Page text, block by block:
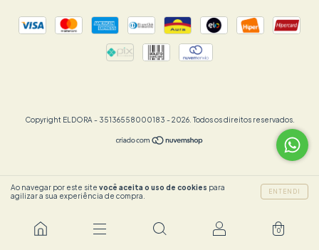
Ao navegar por este site você aceita o uso de cookies para
agilizar a sua experiência de compra.
ENTENDI
0
Copyright ELDORA - 35136558000183 - 2026. Todos os direitos reservados.